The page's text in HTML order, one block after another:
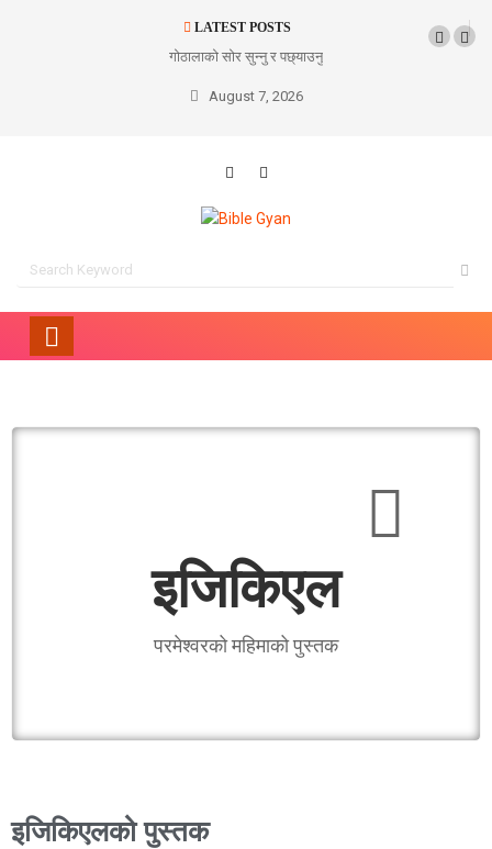
LATEST POSTS
गोठालाको सोर सुन्नु र पछ्याउनु
August 7, 2026
इजिकिएल
परमेश्वरको महिमाको पुस्तक
इजिकिएलको पुस्तक